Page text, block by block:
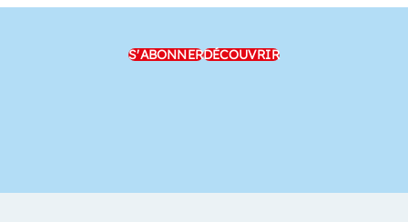
S'ABONNERDÉCOUVRIR